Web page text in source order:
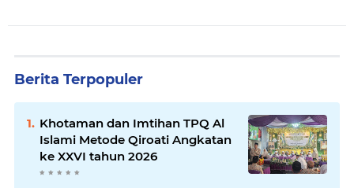
Berita Terpopuler
Khotaman dan Imtihan TPQ Al
Islami Metode Qiroati Angkatan
ke XXVI tahun 2026